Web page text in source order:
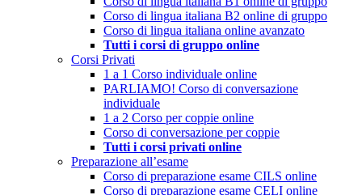
Corso di lingua italiana B2 online di gruppo
Corso di lingua italiana online avanzato
Tutti i corsi di gruppo online
Corsi Privati
1 a 1 Corso individuale online
PARLIAMO! Corso di conversazione
individuale
1 a 2 Corso per coppie online
Corso di conversazione per coppie
Tutti i corsi privati online
Preparazione all’esame
Corso di preparazione esame CILS online
Corso di preparazione esame CELI online